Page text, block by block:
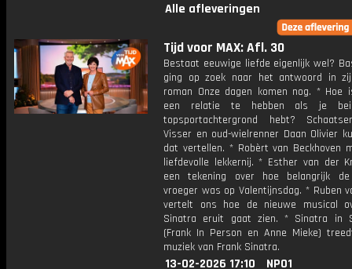
Alle afleveringen
Tijd voor MAX: Afl. 30
Bestaat eeuwige liefde eigenlijk wel?
ging op zoek naar het antwoord in
roman Onze dagen komen nog. * Hoe
een relatie te hebben als je
topsportachtergrond hebt?
Visser en oud-wielrenner Daan Olivier
dat vertellen. * Robèrt van Beckhoven
liefdevolle lekkernij. * Esther van der
een tekening over hoe belangrijk
vroeger was op Valentijnsdag. * Ruben
vertelt ons hoe de nieuwe musical
Sinatra eruit gaat zien. * Sinatra in
(Frank In Person en Anne Mieke)
muziek van Frank Sinatra.
13-02-2026 17:10 NPO1